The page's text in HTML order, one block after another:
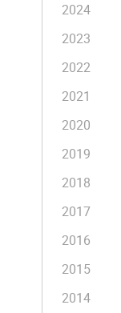
2024
2023
2022
2021
2020
2019
2018
2017
2016
2015
2014